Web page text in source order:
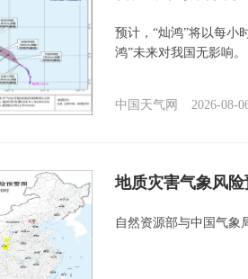
预计，“灿鸿”将以每小
鸿”未来对我国无影响。
中国天气网 2026-08-
地质灾害气象风
自然资源部与中国气象